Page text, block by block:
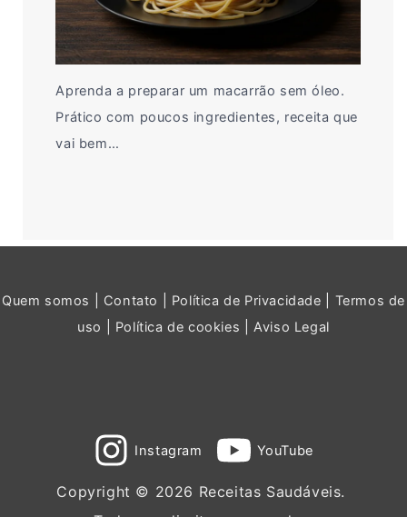
Aprenda a preparar um macarrão sem óleo.
Prático com poucos ingredientes, receita que
vai bem…
Quem somos Contato Política de Privacidade
Termos de
uso
Política de cookies |Aviso Legal
Instagram YouTube
Copyright © 2026 Receitas Saudáveis.